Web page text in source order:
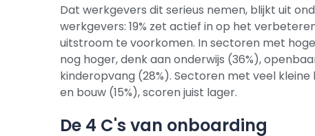
Dat werkgevers dit serieus nemen, blijkt uit
werkgevers: 19% zet actief in op het
uitstroom te voorkomen. In sectoren met
nog hoger, denk aan onderwijs (36%),
kinderopvang (28%). Sectoren met veel kleine
en bouw (15%), scoren juist lager.
De 4 C's van onboarding